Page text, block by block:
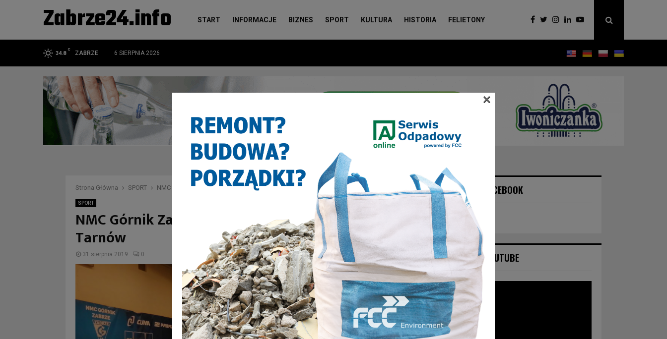
Zabrze24.info START INFORMACJE BIZNES SPORT KULTURA HISTORIA FELIETONY
34.8
C
ZABRZE 6 SIERPNIA 2026
Strona Główna SPORT NMC Górnik Zabrze kontra beniaminek – Grupa Azoty Tarnów
SPORT
NMC Górnik Zabrze kontra beniaminek – Grupa Azoty
Tarnów
31 sierpnia 2019 0
NASZ FACEBOOK
NASZ YOUTUBE
×